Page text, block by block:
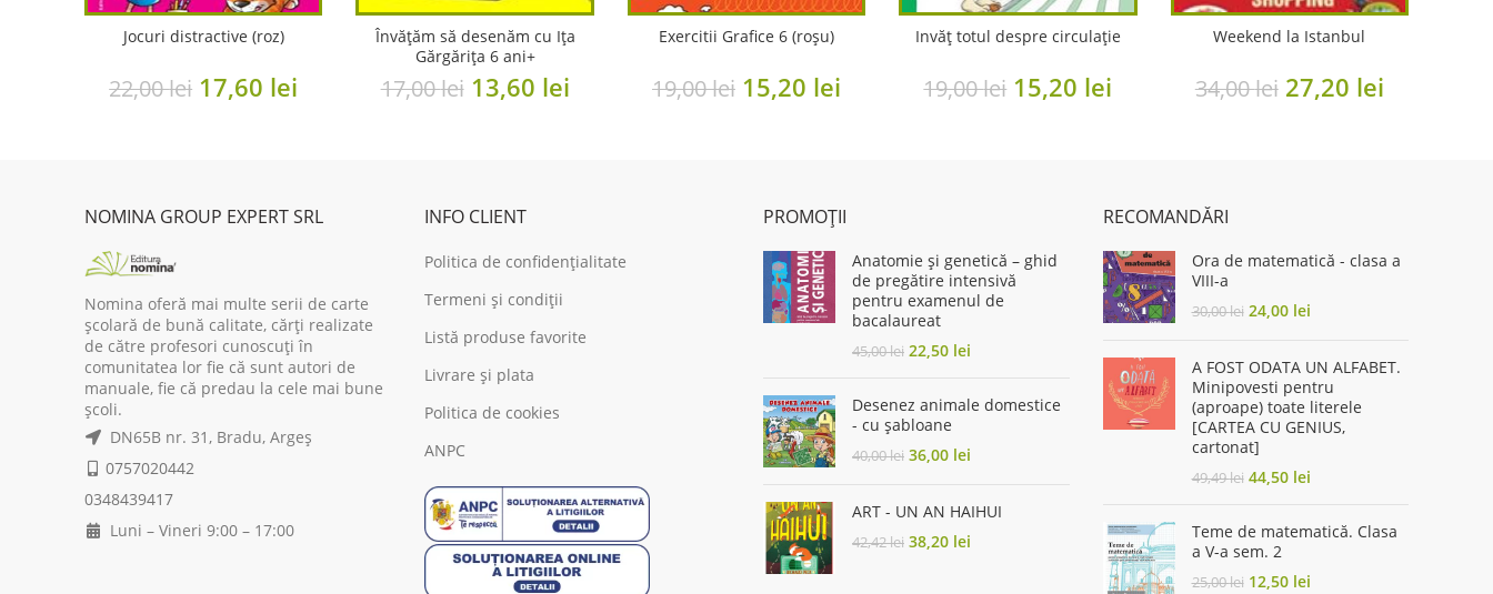
Jocuri distractive (roz)
22,00lei Original
17,60 lei Current
Învățăm să desenăm cu Ița
Gărgărița 6 ani+
17,00lei Original
13,60 leiCurrent
Exercitii Grafice 6 (roșu)
19,00lei Original
15,20 leiCurrent
Invăț totul despre circulație
19,00lei Original
15,20 lei Current
Weekend la Istanbul
34,00lei Original
27,20 leiCurrent
NOMINA GROUP EXPERT SRL
Nomina oferă mai multe serii de carte
școlară de bună calitate, cărți realizate
de către profesori cunoscuți în
comunitatea lor fie că sunt autori de
manuale, fie că predau la cele mai bune
școli.
DN65B nr. 31, Bradu, Argeș
0757020442
0348439417
Luni – Vineri 9:00 – 17:00
INFO CLIENT
Politica de confidențialitate
Termeni și condiții
Listă produse favorite
Livrare și plata
Politica de cookies
ANPC
PROMOȚII
Anatomie şi genetică – ghid
de pregătire intensivă
pentru examenul de
bacalaureat
45,00lei Original
45,00 lei.
22,50 lei
22,50 lei.
Desenez animale domestice
- cu șabloane
40,00lei Original
40,00 lei.
36,00 lei
36,00 lei.
ART - UN AN HAIHUI
42,42lei Original
38,20 lei
RECOMANDĂRI
Ora de matematică - clasa a
VIII-a
30,00lei Original
30,00 lei.
24,00 leiCurrent
24,00 lei.
A FOST ODATA UN ALFABET.
Minipovesti pentru
(aproape) toate literele
[CARTEA CU GENIUS,
cartonat]
49,49lei Original
49,49 lei.
44,50 leiCurrent
44,50 lei.
Teme de matematică. Clasa
a V-a sem. 2
25,00lei Original
12,50 leiCurrent